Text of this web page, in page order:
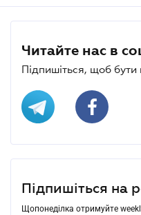
Читайте нас в
Підпишіться, щоб бути
Підпишіться на
Щопонеділка отримуйте